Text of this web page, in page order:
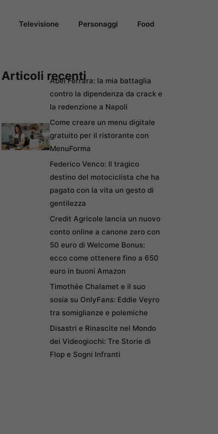
Televisione Personaggi Food
Articoli recentiAbel Ferrara: la mia battaglia
contro la dipendenza da crack e
la redenzione a Napoli
Come creare un menu digitale
gratuito per il ristorante con
MenuForma
Federico Venco: Il tragico
destino del motociclista che ha
pagato con la vita un gesto di
gentilezza
Credit Agricole lancia un nuovo
conto online a canone zero con
50 euro di Welcome Bonus:
ecco come ottenere fino a 650
euro in buoni Amazon
Timothée Chalamet e il suo
sosia su OnlyFans: Eddie Veyro
tra somiglianze e polemiche
Disastri e Rinascite nel Mondo
dei Videogiochi: Tre Storie di
Flop e Sogni Infranti